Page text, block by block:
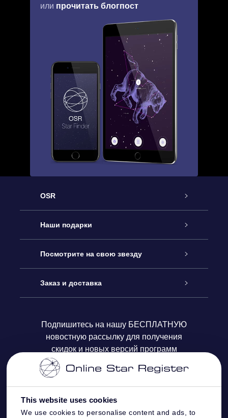
This website uses cookies
We use cookies to personalise content and ads, to
или прочитать блогпост
OSR
Обслуживание
Как с нами связаться
Блог
Отзывы
Наши подарки
Онлайн подарок Online Star Gift
Подарочный набор OSR
Подарочная карта OSR
Корпоративные подарки
Посмотрите на свою звезду
Звездный реестр
Персонализированная страница Star Page
One Million Stars
OSR Starsaver
Заказ и доставка
Платежная информация
Информация по доставке
Политика возврата
Подпишитесь на нашу БЕСПЛАТНУЮ
новостную рассылку для получения
скидок и новых версий программ